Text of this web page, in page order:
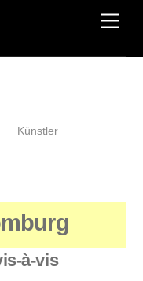
Künstler
à-vis